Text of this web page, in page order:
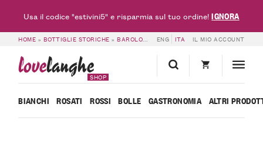
HOME » BOTTIGLIE STORICHE »BAROLO 1958 – ENRICO SERAFINO »
ENG ITA IL MIO ACCOUNT
lovelanghe
SHOP
BIANCHI ROSATI ROSSI BOLLE GASTRONOMIA ALTRI
Usa il codice "estivini5" e risparmia sul tuo ordine!IGNORA